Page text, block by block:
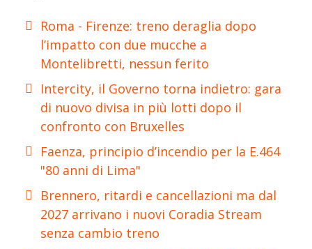
Roma - Firenze: treno deraglia dopo
l’impatto con due mucche a
Montelibretti, nessun ferito
Intercity, il Governo torna indietro: gara
di nuovo divisa in più lotti dopo il
confronto con Bruxelles
Faenza, principio d’incendio per la E.464
"80 anni di Lima"
Brennero, ritardi e cancellazioni ma dal
2027 arrivano i nuovi Coradia Stream
senza cambio treno